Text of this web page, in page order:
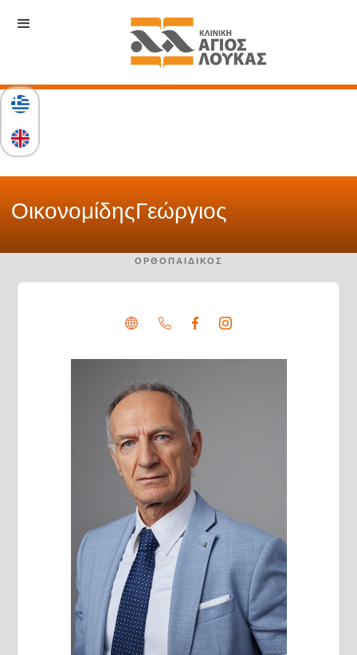
ΟικονομίδηςΓεώργιος
ΟΡΘΟΠΑΙΔΙΚΌΣ